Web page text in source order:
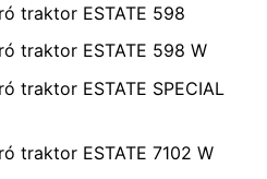
traktor ESTATE 598
traktor ESTATE 598 W
traktor ESTATE SPECIAL
traktor ESTATE 7102 W